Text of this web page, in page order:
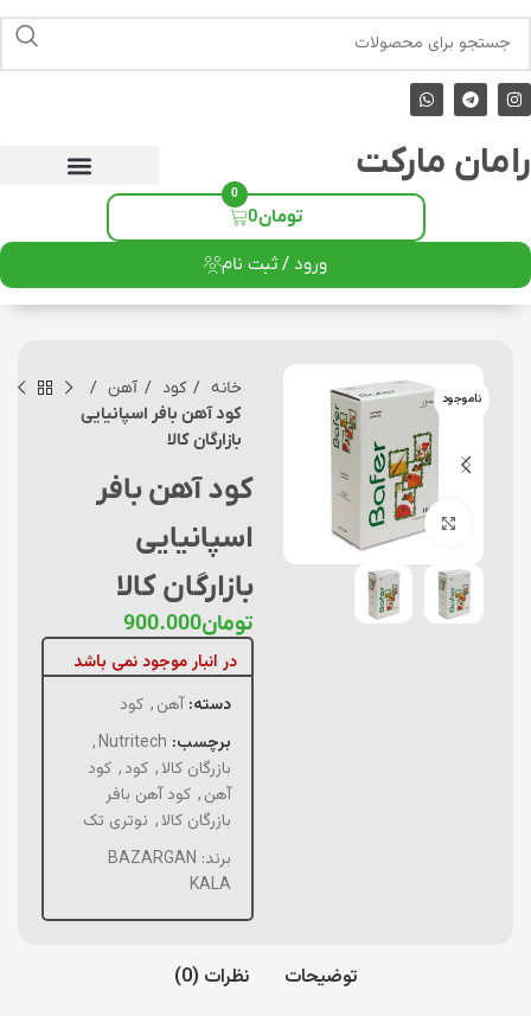
رامان مارکت
تومان0
0
ورود / ثبت نام
ناموجود
برای بزرگنمایی کلیک کنید
خانه کود
آهن
کود آهن بافر اسپانیایی
بازارگان کالا
کود آهن بافر
اسپانیایی
بازارگان کالا
تومان900.000
در انبار موجود نمی باشد
دسته: آهن, کود
برچسب: Nutritech
,
بازرگان کالا, کود, کود
آهن, کود آهن بافر
بازرگان کالا, نوتری تک
برند: BAZARGAN
KALA
توضیحات نظرات (0)